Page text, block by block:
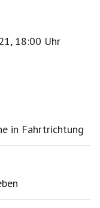
18:00 Uhr
in Fahrtrichtung